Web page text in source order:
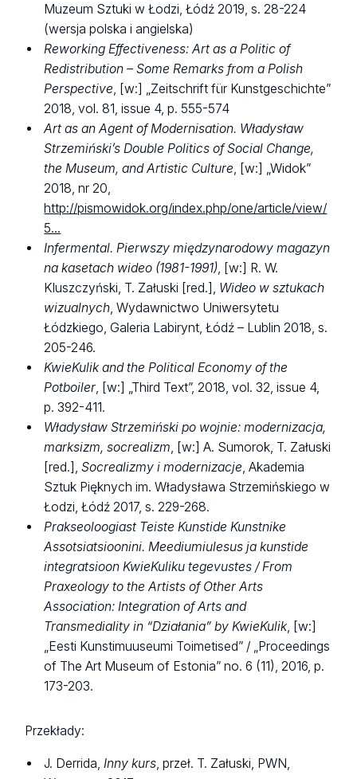
Muzeum Sztuki w Łodzi, Łódź 2019, s. 28-224
(wersja polska i angielska)
Reworking Effectiveness: Art as a Politic of
Redistribution – Some Remarks from a Polish
Perspective, [w:] „Zeitschrift für Kunstgeschichte”
2018, vol. 81, issue 4, p. 555-574
Art as an Agent of Modernisation. Władysław
Strzemiński’s Double Politics of Social Change,
the Museum, and Artistic Culture, [w:] „Widok”
2018, nr 20,
http://pismowidok.org/index.php/one/article/view/
5...
Infermental. Pierwszy międzynarodowy magazyn
na kasetach wideo (1981-1991), [w:] R. W.
Kluszczyński, T. Załuski [red.], Wideo w sztukach
wizualnych, Wydawnictwo Uniwersytetu
Łódzkiego, Galeria Labirynt, Łódź – Lublin 2018, s.
205-246.
KwieKulik and the Political Economy of the
Potboiler, [w:] „Third Text”, 2018, vol. 32, issue 4,
p. 392-411.
Władysław Strzemiński po wojnie: modernizacja,
marksizm, socrealizm, [w:] A. Sumorok, T. Załuski
[red.],Socrealizmy i modernizacje, Akademia
Sztuk Pięknych im. Władysława Strzemińskiego w
Łodzi, Łódź 2017, s. 229-268.
Prakseoloogiast Teiste Kunstide Kunstnike
Assotsiatsioonini. Meediumiulesus ja kunstide
integratsioon KwieKuliku tegevustes /From
Praxeology to the Artists of Other Arts
Association: Integration of Arts and
Transmediality in “Działania” by KwieKulik, [w:]
„Eesti Kunstimuuseumi Toimetised” / „Proceedings
of The Art Museum of Estonia” no. 6 (11), 2016, p.
173-203.
Przekłady:
J. Derrida,Inny kurs, przeł. T. Załuski, PWN,